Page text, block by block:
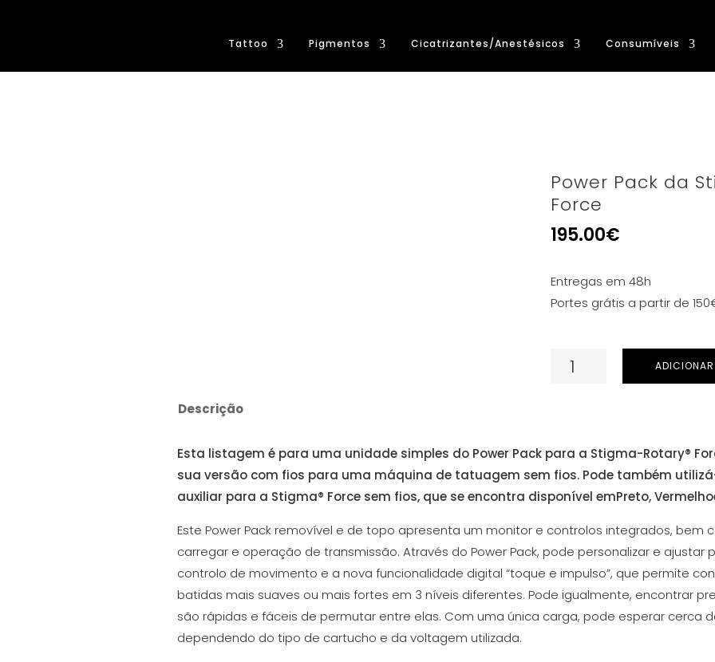
Tattoo Pigmentos Cicatrizantes/Anestésicos Consumíveis
Power Pack da
Force
195.00€
Entregas em 48h
Portes grátis a partir de
Quantidade
Stigma-
Rotary®
ADICIONAR
Descrição
Esta listagem é para uma unidade simples do Power Pack para a Stigma-Rotary®
sua versão com fios para uma máquina de tatuagem sem fios. Pode também
auxiliar para a Stigma® Force sem fios, que se encontra disponível emPreto,Vermelho
Este Power Pack removível e de topo apresenta um monitor e controlos integrados, bem
carregar e operação de transmissão. Através do Power Pack, pode personalizar e
controlo de movimento e a nova funcionalidade digital “toque e impulso”, que permite
batidas mais suaves ou mais fortes em 3 níveis diferentes. Pode igualmente, encontrar
são rápidas e fáceis de permutar entre elas. Com uma única carga, pode esperar cerca
dependendo do tipo de cartucho e da voltagem utilizada.